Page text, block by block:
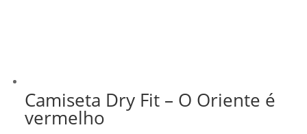
Camiseta Dry Fit – O Oriente é
vermelho